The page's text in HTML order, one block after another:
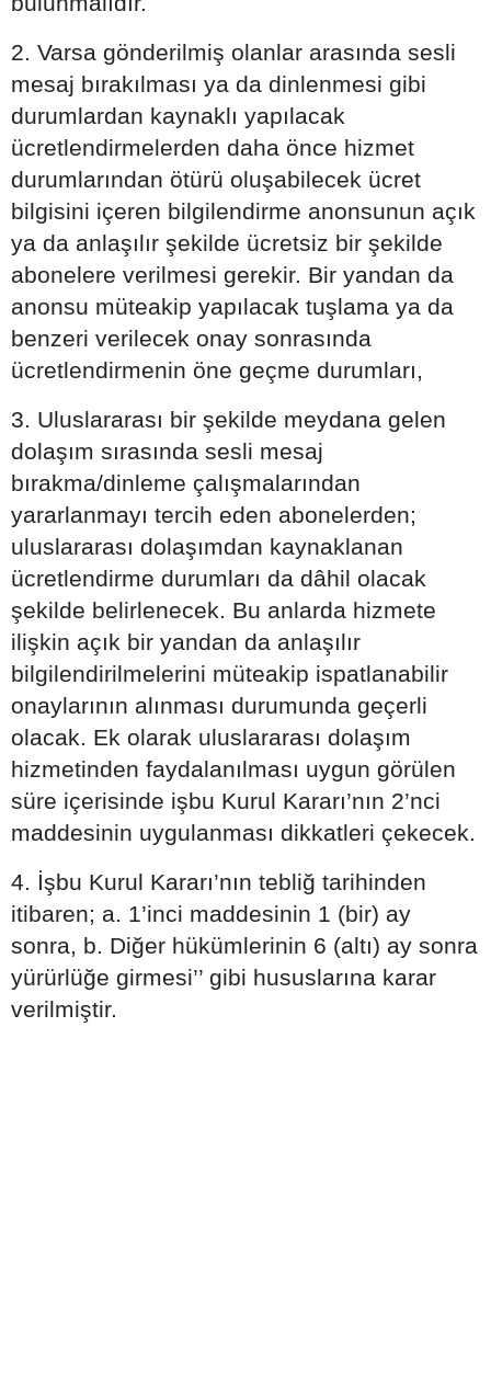
2. Varsa gönderilmiş olanlar arasında sesli
mesaj bırakılması ya da dinlenmesi gibi
durumlardan kaynaklı yapılacak
ücretlendirmelerden daha önce hizmet
durumlarından ötürü oluşabilecek ücret
bilgisini içeren bilgilendirme anonsunun açık
ya da anlaşılır şekilde ücretsiz bir şekilde
abonelere verilmesi gerekir. Bir yandan da
anonsu müteakip yapılacak tuşlama ya da
benzeri verilecek onay sonrasında
ücretlendirmenin öne geçme durumları,
3. Uluslararası bir şekilde meydana gelen
dolaşım sırasında sesli mesaj
bırakma/dinleme çalışmalarından
yararlanmayı tercih eden abonelerden;
uluslararası dolaşımdan kaynaklanan
ücretlendirme durumları da dâhil olacak
şekilde belirlenecek. Bu anlarda hizmete
ilişkin açık bir yandan da anlaşılır
bilgilendirilmelerini müteakip ispatlanabilir
onaylarının alınması durumunda geçerli
olacak. Ek olarak uluslararası dolaşım
hizmetinden faydalanılması uygun görülen
süre içerisinde işbu Kurul Kararı’nın 2’nci
maddesinin uygulanması dikkatleri çekecek.
4. İşbu Kurul Kararı’nın tebliğ tarihinden
itibaren; a. 1’inci maddesinin 1 (bir) ay
sonra, b. Diğer hükümlerinin 6 (altı) ay sonra
yürürlüğe girmesi’’ gibi hususlarına karar
verilmiştir.